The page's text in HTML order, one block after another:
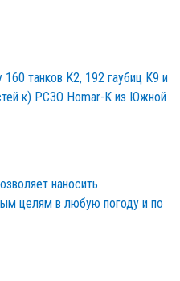
танков K2, 192 гаубиц K9 и
к) РСЗО Homar-K из Южной
наносить
целям в любую погоду и по